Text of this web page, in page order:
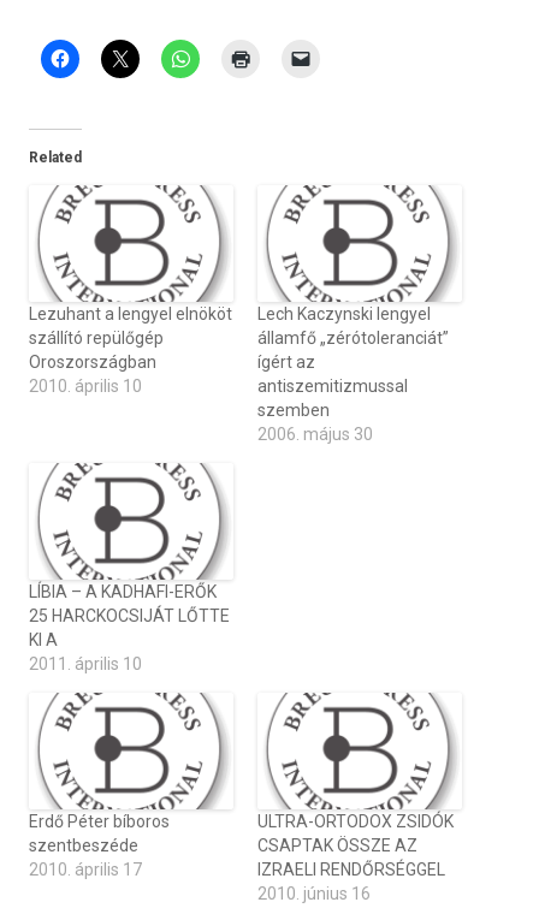
Related
Lezuhant a lengyel elnököt
szállító repülőgép
Oroszországban
2010. április 10
Lech Kaczynski lengyel
államfő „zérótoleranciát”
ígért az
antiszemitizmussal
szemben
2006. május 30
LÍBIA – A KADHAFI-ERŐK
25 HARCKOCSIJÁT LŐTTE
KI A
2011. április 10
Erdő Péter bíboros
szentbeszéde
2010. április 17
ULTRA-ORTODOX ZSIDÓK
CSAPTAK ÖSSZE AZ
IZRAELI RENDŐRSÉGGEL
2010. június 16